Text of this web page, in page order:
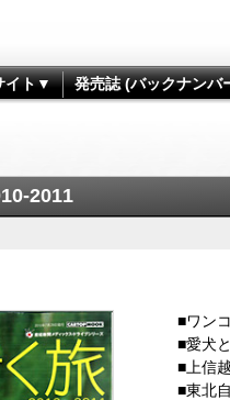
イト▼ 発売誌 (バックナン
2011
■ワン
■愛犬
■上信
■東北